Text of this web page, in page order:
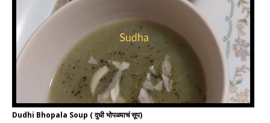
Dudhi Bhopala Soup ( दुधी भोपळ्याचं सूप)